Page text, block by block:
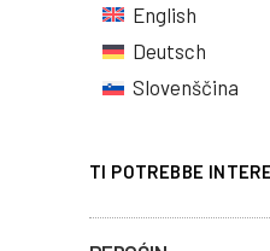
English
Deutsch
Slovenščina
TI POTREBBE